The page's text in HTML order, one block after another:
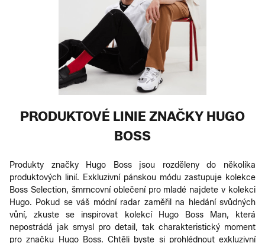
PRODUKTOVÉ LINIE ZNAČKY HUGO
BOSS
Produkty značky Hugo Boss jsou rozděleny do několika
produktových linií. Exkluzivní pánskou módu zastupuje kolekce
Boss Selection, šmrncovní oblečení pro mladé najdete v kolekci
Hugo. Pokud se váš módní radar zaměřil na hledání svůdných
vůní, zkuste se inspirovat kolekcí Hugo Boss Man, která
nepostrádá jak smysl pro detail, tak charakteristický moment
pro značku Hugo Boss. Chtěli byste si prohlédnout exkluzivní